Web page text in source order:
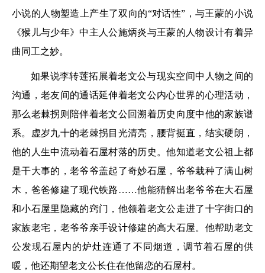
小说的人物塑造上产生了双向的“对话性”，与王蒙的小说
《猴儿与少年》中主人公施炳炎与王蒙的人物设计有着异
曲同工之妙。
如果说李转莲拓展着老文公与现实空间中人物之间的
沟通，老友间的通话延伸着老文公内心世界的心理活动，
那么老棘拐则陪伴着老文公回溯着历史向度中他的家族谱
系。虚岁九十的老棘拐目光清亮，腰背挺直，结实硬朗，
他的人生中流动着石屋村落的历史。他知道老文公祖上都
是干大事的，老爷爷盖起了奇妙石屋，爷爷栽种了满山树
木，爸爸修建了现代铁路……他能猜解出老爷爷在大石屋
和小石屋里隐藏的窍门，他领着老文公走进了十字街口的
家族老宅，老爷爷亲手设计修建的高大石屋。他帮助老文
公发现石屋内的炉灶连通了不同烟道，调节着石屋的供
暖，他还期望老文公长住在他留恋的石屋村。